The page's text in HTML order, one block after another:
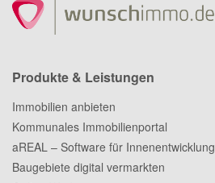
Produkte & Leistungen
Immobilien anbieten
Kommunales Immobilienportal
aREAL – Software für Innenentwicklung
Baugebiete digital vermarkten